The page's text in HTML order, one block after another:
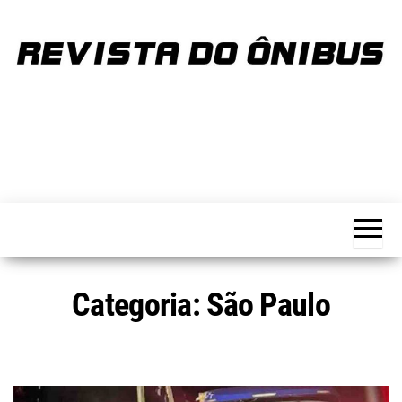
the
Categoria: São Paulo